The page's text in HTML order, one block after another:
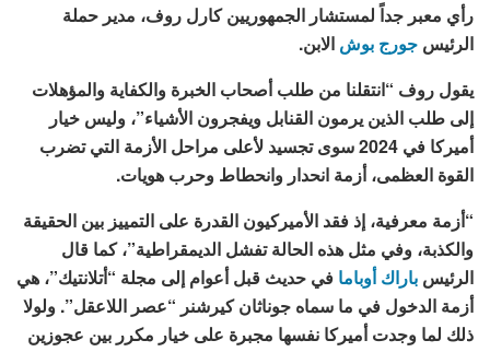
رأي معبر جداً لمستشار الجمهوريين كارل روف، مدير حملة
الرئيس جورج بوش الابن.
يقول روف “انتقلنا من طلب أصحاب الخبرة والكفاية والمؤهلات
إلى طلب الذين يرمون القنابل ويفجرون الأشياء”، وليس خيار
أميركا في 2024 سوى تجسيد لأعلى مراحل الأزمة التي تضرب
القوة العظمى، أزمة انحدار وانحطاط وحرب هويات.
“أزمة معرفية، إذ فقد الأميركيون القدرة على التمييز بين الحقيقة
والكذبة، وفي مثل هذه الحالة تفشل الديمقراطية”، كما قال
الرئيس باراك أوباما في حديث قبل أعوام إلى مجلة “أتلانتيك”، هي
أزمة الدخول في ما سماه جوناثان كيرشنر “عصر اللاعقل”. ولولا
ذلك لما وجدت أميركا نفسها مجبرة على خيار مكرر بين عجوزين